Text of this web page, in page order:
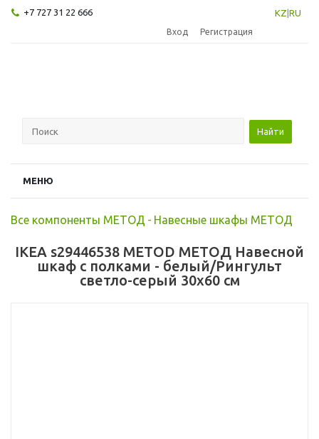
+7 727 31 22 666 KZ RU
Вход Регистрация
Найти
МЕНЮ
Все компоненты МЕТОД - Навесные шкафы МЕТОД
IKEA s29446538 METOD МЕТОД Навесной
шкаф с полками - белый/Рингульт
светло-серый 30x60 см